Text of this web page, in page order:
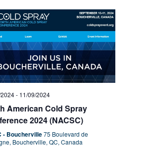
- 11/09/2024
American Cold Spray
2024 (NACSC)
- Boucherville75 Boulevard de
Boucherville, QC, Canada